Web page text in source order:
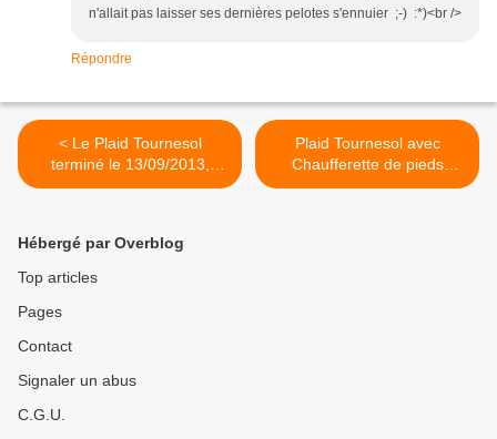
n'allait pas laisser ses dernières pelotes s'ennuier ;-) :*)<br />
Répondre
< Le Plaid Tournesol
terminé le 13/09/2013,
Tutoriel dentelle
Plaid Tournesol avec
Chaufferette de pieds
incorporée, départ >
Hébergé par Overblog
Top articles
Pages
Contact
Signaler un abus
C.G.U.